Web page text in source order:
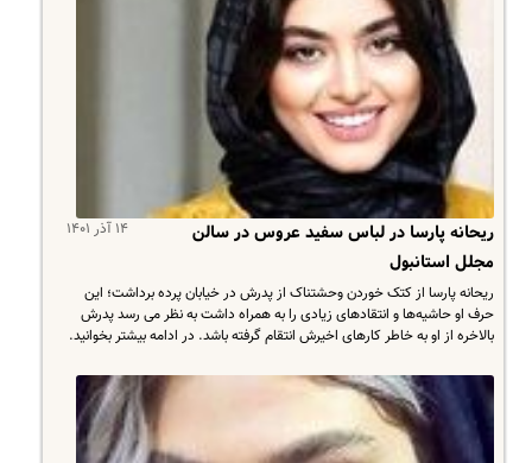
۱۴ آذر ۱۴۰۱
ریحانه پارسا در لباس سفید عروس در سالن
مجلل استانبول
ریحانه پارسا از کتک خوردن وحشتناک از پدرش در خیابان پرده برداشت؛ این
حرف او حاشیه‌ها و انتقادهای زیادی را به همراه داشت به نظر می رسد پدرش
بالاخره از او به خاطر کارهای اخیرش انتقام گرفته باشد. در ادامه بیشتر بخوانید.